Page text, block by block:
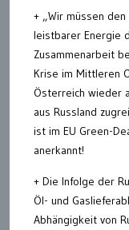
+ „Wir müssen
leistbarer Energie
Zusammenarbeit
Krise im Mittleren
Österreich wieder
aus Russland
ist im EU Green-
anerkannt!
+ Die Infolge der
Öl- und
Abhängigkeit von